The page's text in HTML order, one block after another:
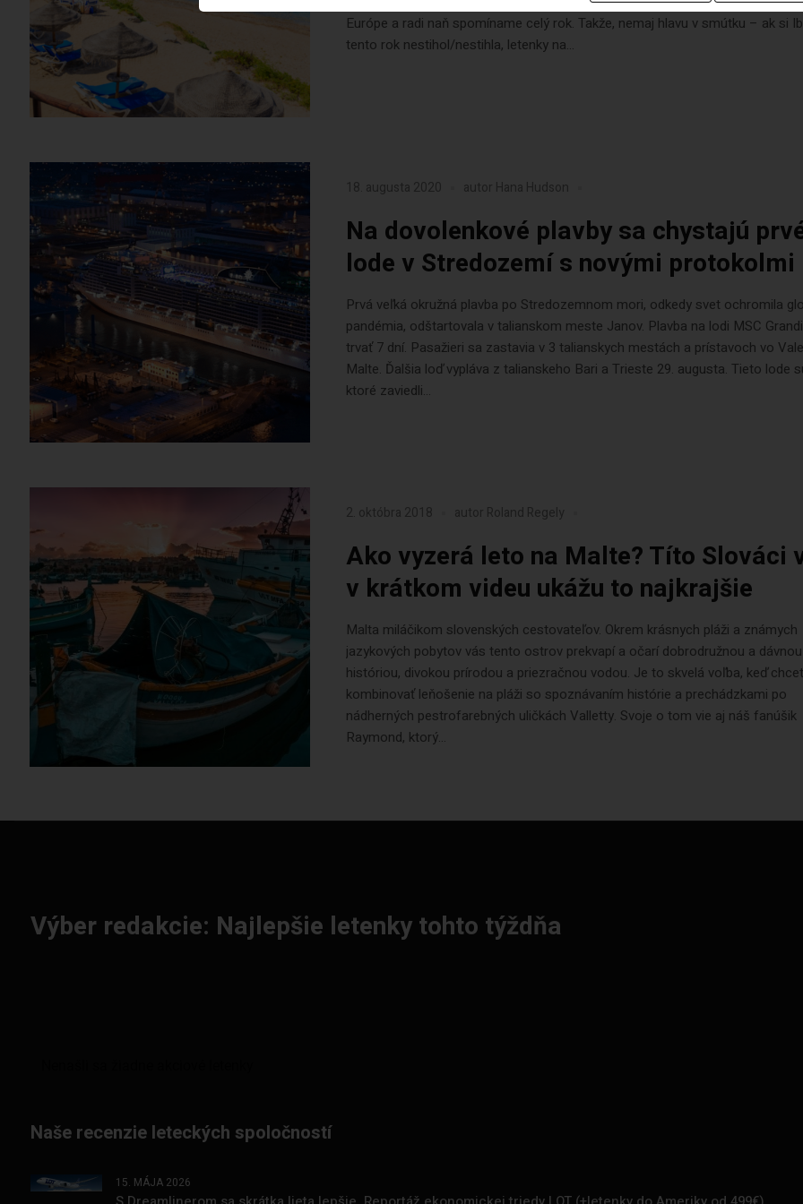
Európe a radi naň spomíname celý rok. Takže, nemaj hlavu v smútku – ak si
tento rok nestihol/nestihla, letenky na...
18. augusta 2020 autor Hana Hudson
Na dovolenkové plavby sa chystajú
lode v Stredozemí s novými protokolmi
Prvá veľká okružná plavba po Stredozemnom mori, odkedy svet ochromila
pandémia, odštartovala v talianskom meste Janov. Plavba na lodi MSC
trvať 7 dní. Pasažieri sa zastavia v 3 talianskych mestách a prístavoch vo
Malte. Ďalšia loď vypláva z talianskeho Bari a Trieste 29. augusta. Tieto lode
ktoré zaviedli...
2. októbra 2018 autor Roland Regely
Ako vyzerá leto na Malte? Títo Slováci
v krátkom videu ukážu to najkrajšie
Malta miláčikom slovenských cestovateľov. Okrem krásnych pláži a známych
jazykových pobytov vás tento ostrov prekvapí a očarí dobrodružnou a dávnou
históriou, divokou prírodou a priezračnou vodou. Je to skvelá voľba, keď
kombinovať leňošenie na pláži so spoznávaním histórie a prechádzkami po
nádherných pestrofarebných uličkách Valletty. Svoje o tom vie aj náš fanúšik
Raymond, ktorý...
Výber redakcie: Najlepšie letenky tohto týždňa
Naše recenzie leteckých spoločností
15. MÁJA 2026